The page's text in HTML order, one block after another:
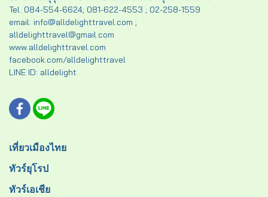
Tel. 084-554-6624; 081-622-4553 ; 02-258-1559
email: info@alldelighttravel.com ;
alldelighttravel@gmail.com
www.alldelighttravel.com
facebook.com/alldelighttravel
LINE ID: alldelight
เที่ยวเมืองไทย
ทัวร์ยุโรป
ทัวร์เอเชีย